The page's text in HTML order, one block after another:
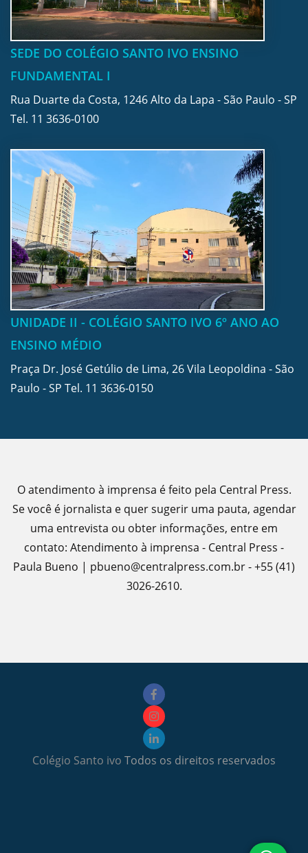
SEDE DO COLÉGIO SANTO IVO ENSINO
FUNDAMENTAL I
Rua Duarte da Costa, 1246 Alto da Lapa - São Paulo - SP
Tel. 11 3636-0100
UNIDADE II - COLÉGIO SANTO IVO 6º ANO AO
ENSINO MÉDIO
Praça Dr. José Getúlio de Lima, 26 Vila Leopoldina - São
Paulo - SP Tel. 11 3636-0150
O atendimento à imprensa é feito pela Central Press.
Se você é jornalista e quer sugerir uma pauta, agendar
uma entrevista ou obter informações, entre em
contato: Atendimento à imprensa - Central Press -
Paula Bueno | pbueno@centralpress.com.br - +55 (41)
3026-2610.
Colégio Santo ivo Todos os direitos reservados